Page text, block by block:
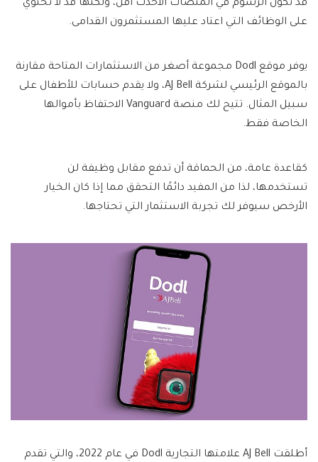
قد تكون الرسوم في المنصات الأحدث أقل، ولكنها قد لا تحتوي
على الوظائف التي اعتاد عليها المستثمرون القدامى.
يوفر موقع Dodl مجموعة أصغر من الاستثمارات المتاحة مقارنة
بالموقع الرئيسي لشركة AJ Bell، ولا يقدم حسابات للأطفال على
سبيل المثال. تتيح لك منصة Vanguard الاحتفاظ بأموالها
الخاصة فقط.
كقاعدة عامة، من الحماقة أن تدفع مقابل وظيفة لن
تستخدمها، لذا من المفيد دائمًا التحقق مما إذا كان الخيار
الأرخص سيوفر لك تجربة الاستثمار التي تحتاجها.
أطلقت AJ Bell علامتها التجارية Dodl في عام 2022، والتي تقدم